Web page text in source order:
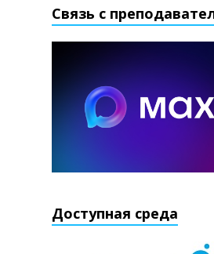
Связь с
Доступная среда